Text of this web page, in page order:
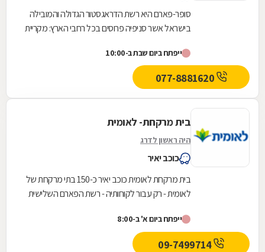
סופר-פארם היא רשת הדראגסטור הגדולה והמובילה
בישראל אשר סניפיה פרוסים בכל רחבי הארץ: מקריית
ייפתח ביום שבת ב-10:00
בית מרקחת- לאומית
היה ראשון לדרג
כוכב יאיר
בית מרקחת לאומית כוכב יאיר כ-150 בתי מרקחת של
לאומית - רק עבור לקוחותיה - רשת הפארם השלישית
ייפתח ביום א' ב-8:00
09-7499714